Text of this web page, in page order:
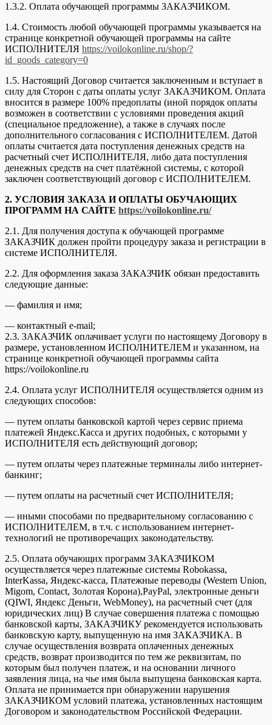
1.3.2. Оплата обучающей программы ЗАКАЗЧИКОМ.
1.4. Стоимость любой обучающей программы указывается на
странице конкретной обучающей программы на сайте
ИСПОЛНИТЕЛЯ https://voilokonline.ru/shop/?
id_goods_category=0
1.5. Настоящий Договор считается заключенным и вступает в
силу для Сторон с даты оплаты услуг ЗАКАЗЧИКОМ. Оплата
вносится в размере 100% предоплаты (иной порядок оплаты
возможен в соответствии с условиями проведения акций
(специальное предложение), а также в случаях после
дополнительного согласования с ИСПОЛНИТЕЛЕМ. Датой
оплаты считается дата поступления денежных средств на
расчетный счет ИСПОЛНИТЕЛЯ, либо дата поступления
денежных средств на счет платёжной системы, с которой
заключен соответствующий договор с ИСПОЛНИТЕЛЕМ.
2. УСЛОВИЯ ЗАКАЗА И ОПЛАТЫ ОБУЧАЮЩИХ
ПРОГРАММ НА САЙТЕ https://voilokonline.ru/
2.1. Для получения доступа к обучающей программе
ЗАКАЗЧИК должен пройти процедуру заказа и регистрации в
системе ИСПОЛНИТЕЛЯ.
2.2. Для оформления заказа ЗАКАЗЧИК обязан предоставить
следующие данные:
— фамилия и имя;
— контактный e-mail;
2.3. ЗАКАЗЧИК оплачивает услуги по настоящему Договору в
размере, установленном ИСПОЛНИТЕЛЕМ и указанном, на
странице конкретной обучающей программы сайта
https://voilokonline.ru
2.4. Оплата услуг ИСПОЛНИТЕЛЯ осуществляется одним из
следующих способов:
— путем оплаты банковской картой через сервис приема
платежей Яндекс.Касса и других подобных, с которыми у
ИСПОЛНИТЕЛЯ есть действующий договор;
— путем оплаты через платежные терминалы либо интернет-
банкинг;
— путем оплаты на расчетный счет ИСПОЛНИТЕЛЯ;
— иными способами по предварительному согласованию с
ИСПОЛНИТЕЛЕМ, в т.ч. с использованием интернет-
технологий не противоречащих законодательству.
2.5. Оплата обучающих программ ЗАКАЗЧИКОМ
осуществляется через платежные системы Robokassa,
InterKassa, Яндекс-касса, Платежные переводы (Western Union,
Migom, Contact, Золотая Корона),PayPal, электронные деньги
(QIWI, Яндекс Деньги, WebMoney), на расчетный счет (для
юридических лиц) В случае совершения платежа с помощью
банковской карты, ЗАКАЗЧИКУ рекомендуется использовать
банковскую карту, выпущенную на имя ЗАКАЗЧИКА. В
случае осуществления возврата оплаченных денежных
средств, возврат производится по тем же реквизитам, по
которым был получен платеж, и на основании личного
заявления лица, на чье имя была выпущена банковская карта.
Оплата не принимается при обнаружении нарушения
ЗАКАЗЧИКОМ условий платежа, установленных настоящим
Договором и законодательством Российской Федерации.